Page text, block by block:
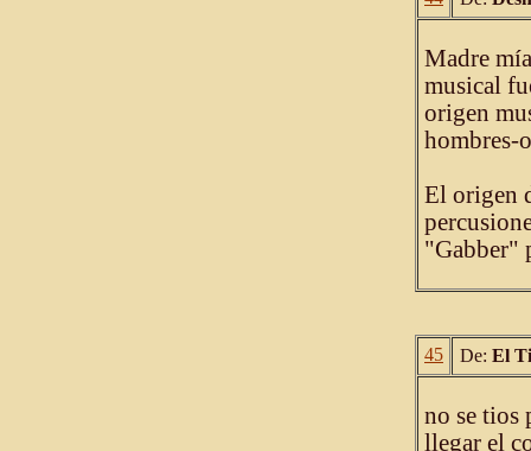
Madre
musical
origen
hombres-
El origen
"Gabber"
45 De: El
no se tios
llegar el